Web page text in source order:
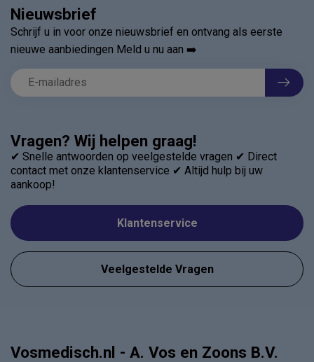
Vragen? Wij helpen graag!
✔ Snelle antwoorden op veelgestelde vragen ✔ Direct
contact met onze klantenservice ✔ Altijd hulp bij uw
aankoop!
Klantenservice
Veelgestelde Vragen
Nieuwsbrief
Schrijf u in voor onze nieuwsbrief en ontvang als eerste
nieuwe aanbiedingen Meld u nu aan ➡️
Vosmedisch.nl - A. Vos en Zoons B.V.